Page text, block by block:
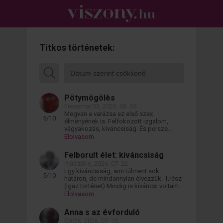
Titkos történetek:
5/10
Pötymögölès
Megvan a varázsa az első szex
élményének is. Felfokozott izgalom,
vágyakozás, kíváncsiság. És persze
mindig a legjobbra a tökéletes
értelme, különben nem is mennék bele.
De kétségkívül benne van a tapogatózás,
Nem szeretem előre megbeszélni mi
hogyan miképp fog történni. Nem kell az
előre megírt forgatókönyv. Inkább csak
hagyni hogy az események maguktól
bacilus a hugyban. Ami
Elolvasom
5/10
Felborult élet: kiváncsiság
Egy kíváncsiság, ami túlment sok
határon, de mindannyian élvezzük. 1.rész
(igaz történet) Mindig is kíváncsi voltam.
Milyen lenne ez meg az. És a kíváncsiság
szexeltem a menyasszonyommal(25), a
szeretőmmel(20), az anyósommal(54) és
Elolvasom
Anna s az évforduló